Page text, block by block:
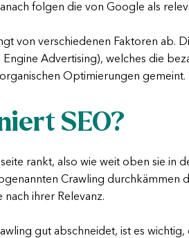
folgen die von Google als
von verschiedenen Faktoren ab.
Engine Advertising), welches die
Optimierungen gemeint.
SEO?
rankt, also wie weit oben sie in
Crawling durchkämmen
nach ihrer Relevanz.
gut abschneidet, ist es